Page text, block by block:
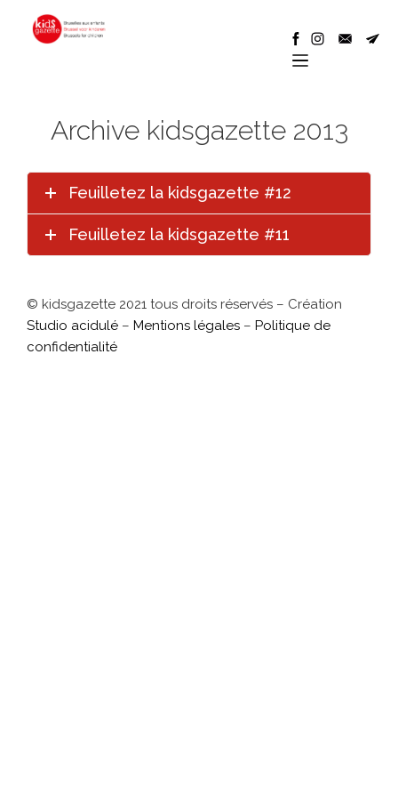
Archive kidsgazette 2013
Feuilletez la kidsgazette #12
Feuilletez la kidsgazette #11
© kidsgazette 2021 tous droits réservés – Création
Studio acidulé – Mentions légales – Politique de
confidentialité